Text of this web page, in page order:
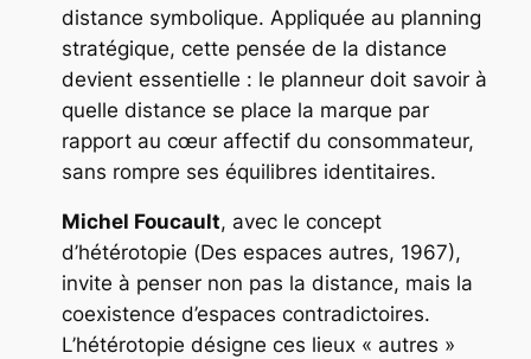
distance symbolique. Appliquée au planning
stratégique, cette pensée de la distance
devient essentielle : le planneur doit savoir à
quelle distance se place la marque par
rapport au cœur affectif du consommateur,
sans rompre ses équilibres identitaires.
Michel Foucault, avec le concept
d’hétérotopie (Des espaces autres, 1967),
invite à penser non pas la distance, mais la
coexistence d’espaces contradictoires.
L’hétérotopie désigne ces lieux « autres »